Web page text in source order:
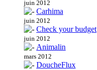
juin 2012
Carhima
juin 2012
Check your budget
juin 2012
Animalin
mars 2012
DoucheFlux